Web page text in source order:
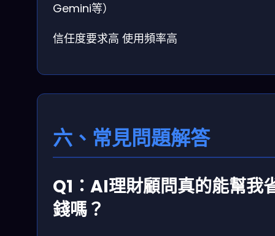
Gemini等）
信任度要求高 使用頻率高
六、常見問題解答
Q1：AI理財顧問真的能幫我
錢嗎？